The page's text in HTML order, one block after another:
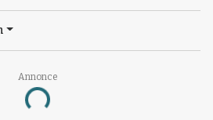
Annonce